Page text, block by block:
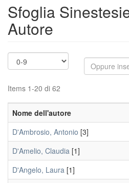
Sfoglia
Autore
Items 1-20 di 62
Nome dell'autore
D'Ambrosio, Antonio [3]
D'Amelio, Claudia [1]
D'Angelo, Laura [1]